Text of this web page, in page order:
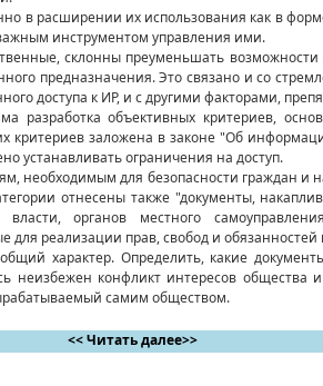
в расширении их использования как в
инструментом управления ими.
склонны преуменьшать
предназначения. Это связано и со
доступа к ИР, и с другими факторами,
разработка объективных критериев,
критериев заложена в законе "Об
устанавливать ограничения на доступ.
необходимым для безопасности граждан и
отнесены также "документы,
органов местного
реализации прав, свобод и обязанностей
характер. Определить, какие
неизбежен конфликт интересов общества
самим обществом.
<< Читать далее>>